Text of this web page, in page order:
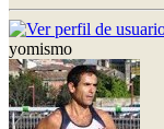
yomismo